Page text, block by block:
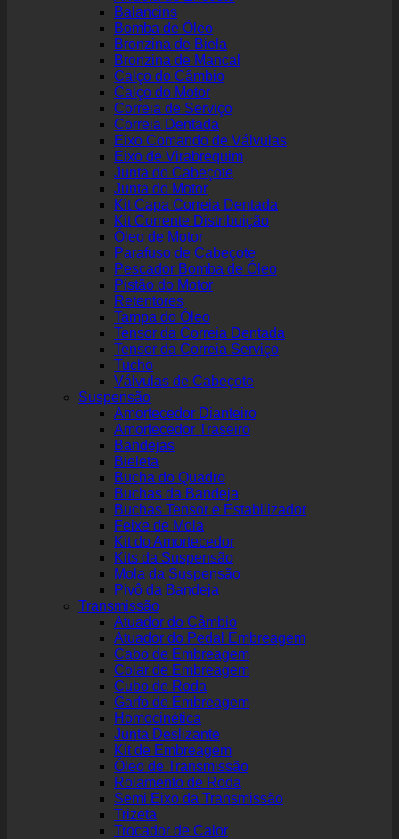
Balancins
Bomba de Óleo
Bronzina de Biela
Bronzina de Mancal
Calço do Câmbio
Calço do Motor
Correia de Serviço
Correia Dentada
Eixo Comando de Válvulas
Eixo de Virabrequim
Junta do Cabeçote
Junta do Motor
Kit Capa Correia Dentada
Kit Corrente Distribuição
Óleo de Motor
Parafuso de Cabeçote
Pescador Bomba de Óleo
Pistão do Motor
Retentores
Tampa do Óleo
Tensor da Correia Dentada
Tensor da Correia Serviço
Tucho
Válvulas de Cabeçote
Suspensão
Amortecedor Dianteiro
Amortecedor Traseiro
Bandejas
Bieleta
Bucha do Quadro
Buchas da Bandeja
Buchas Tensor e Estabilizador
Feixe de Mola
Kit do Amortecedor
Kits da Suspensão
Mola da Suspensão
Pivô da Bandeja
Transmissão
Atuador do Câmbio
Atuador do Pedal Embreagem
Cabo de Embreagem
Colar de Embreagem
Cubo de Roda
Garfo de Embreagem
Homocinética
Junta Deslizante
Kit de Embreagem
Óleo de Transmissão
Rolamento de Roda
Semi Eixo da Transmissão
Trizeta
Trocador de Calor